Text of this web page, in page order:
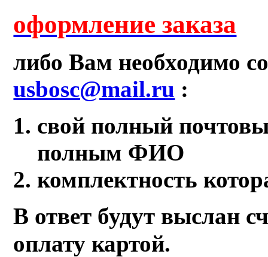
оформление заказа
либо Вам необходимо
usbosc@mail.ru :
свой полный
полным ФИО
комплектность
В ответ будут выслан
оплату картой.